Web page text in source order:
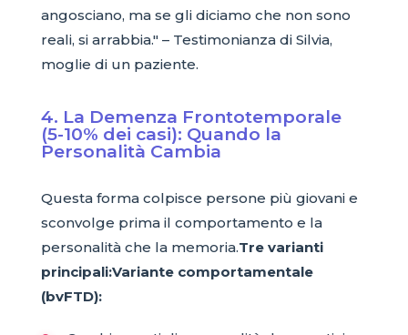
angosciano, ma se gli diciamo che non sono
reali, si arrabbia." – Testimonianza di Silvia,
moglie di un paziente.
4. La Demenza Frontotemporale
(5-10% dei casi): Quando la
Personalità Cambia
Questa forma colpisce persone più giovani e
sconvolge prima il comportamento e la
personalità che la memoria.Tre varianti
principali:Variante comportamentale
(bvFTD):